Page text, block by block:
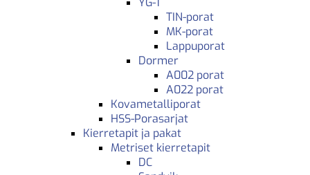
TIN-porat
MK-porat
Lappuporat
Dormer
A002 porat
A022 porat
Kovametalliporat
HSS-Porasarjat
Kierretapit ja pakat
Metriset kierretapit
DC